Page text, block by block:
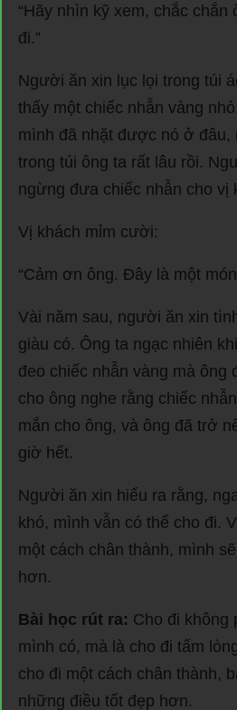
“Hãy nhìn kỹ xem, chắc chắn
đi.”
Người ăn xin lục lọi trong túi
thấy một chiếc nhẫn vàng
mình đã nhặt được nó ở đâu,
trong túi ông ta rất lâu rồi.
ngừng đưa chiếc nhẫn cho vị
Vị khách mỉm cười:
“Cảm ơn ông. Đây là một
Vài năm sau, người ăn xin
giàu có. Ông ta ngạc nhiên
đeo chiếc nhẫn vàng mà ông
cho ông nghe rằng chiếc
mắn cho ông, và ông đã trở
giờ hết.
Người ăn xin hiểu ra rằng,
khó, mình vẫn có thể cho đi.
một cách chân thành, mình
hơn.
Bài học rút ra: Cho đi không
mình có, mà là cho đi tấm
cho đi một cách chân thành,
những điều tốt đẹp hơn.